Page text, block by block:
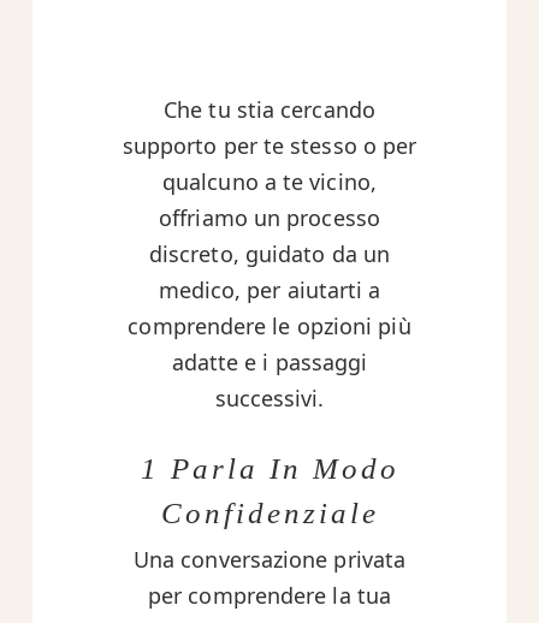
Che tu stia cercando
supporto per te stesso o per
qualcuno a te vicino,
offriamo un processo
discreto, guidato da un
medico, per aiutarti a
comprendere le opzioni più
adatte e i passaggi
successivi.
1 Parla In Modo
Confidenziale
Una conversazione privata
per comprendere la tua